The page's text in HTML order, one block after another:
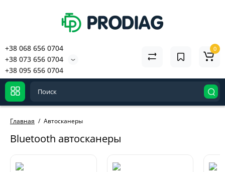
+38 068 656 0704
+38 073 656 0704
+38 095 656 0704
0
Главная Автосканеры
Bluetooth автосканеры